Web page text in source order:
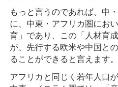
もっと言うのであれば、中
に、中東・アフリカ圏にお
育」であり、この「人材育
が、先行する欧米や中国と
ることができると言えます。
アフリカと同じく若年人口